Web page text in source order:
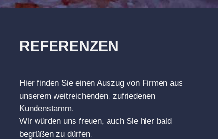
REFERENZEN
Hier finden Sie einen Auszug von Firmen aus
unserem weitreichenden, zufriedenen
Kundenstamm.
Wir würden uns freuen, auch Sie hier bald
begrüßen zu dürfen.